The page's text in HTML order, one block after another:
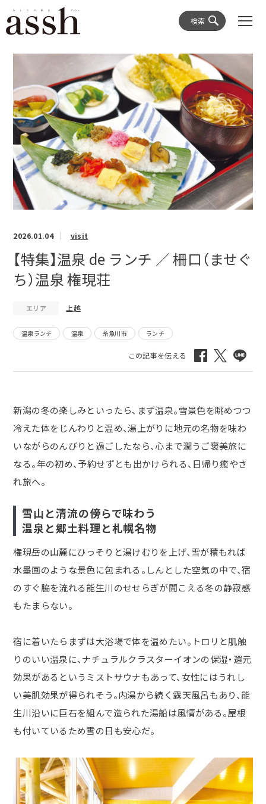
検索
2026.01.04 visit
【特集】温泉 de ランチ ／ 柵口（ませぐ
ち）温泉 権現荘
エリア 上越
温泉ランチ 温泉 糸魚川市 ランチ
新潟の冬の楽しみといったら、まず温泉。雪景色を眺めつつ
冷えた体をじんわりと温め、湯上がりに地元の名物を味わ
いながらのんびりと過ごしたなら、心まで潤うご褒美旅に
なる。年の初め、予約せずとも出かけられる、日帰り癒やさ
れ旅へ。
雪山と清流の傍らで味わう
温泉と郷土料理と札幌名物
権現岳の山麓にひっそりと湯けむりを上げ、雪が積もれば
水墨画のような景色に包まれる。しんとした空気の中で、宿
のすぐ脇を流れる能生川のせせらぎが聞こえる冬の静寂感
もたまらない。
宿に着いたらまずは大浴場で体を温めたい。トロリと肌触
りのいい温泉に、ナチュラルクラスターイオンの保湿・還元
効果があるというミストサウナもあって、女性にはうれし
い美肌効果が得られそう。内湯から続く露天風呂もあり、能
生川沿いに巨石を組んで造られた湯船は風情がある。屋根
も付いているため雪の日も安心だ。